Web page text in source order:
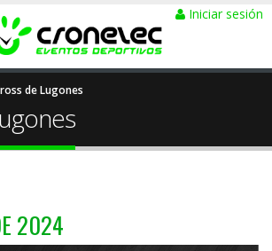
Iniciar sesión
de Lugones
2024